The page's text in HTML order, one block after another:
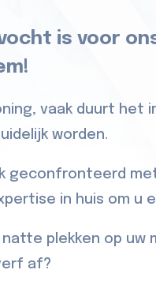
is voor
vaak duurt het
worden.
geconfronteerd
in huis om u
plekken op uw
af?